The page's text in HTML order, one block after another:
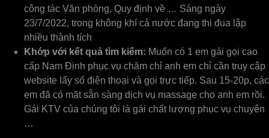
công tác Văn phòng, Quy định về … Sáng ngày
23/7/2022, trong không khí cả nước đang thi đua lập
nhiều thành tích
Khớp với kết quả tìm kiếm: Muốn có 1 em gái gọi cao
cấp Nam Định phục vụ chăm chỉ anh em chỉ cần truy cập
website lấy số điện thoại và gọi trực tiếp. Sau 15-20p, các
em đã có mặt sẵn sàng dịch vụ massage cho anh em rồi.
Gái KTV của chúng tôi là gái chất lượng phục vụ chuyên
…